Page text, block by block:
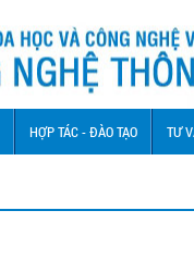
HỢP TÁC - ĐÀO TẠO TƯ